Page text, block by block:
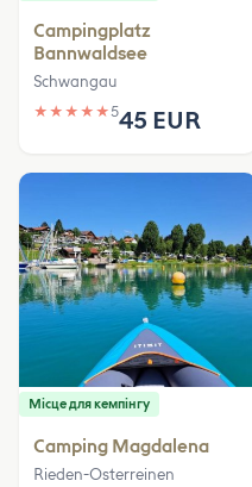
Campingplatz
Bannwaldsee
Schwangau
★ ★ ★ ★ ★545 EUR
Місце для кемпінгу
Camping Magdalena
Rieden-Osterreinen